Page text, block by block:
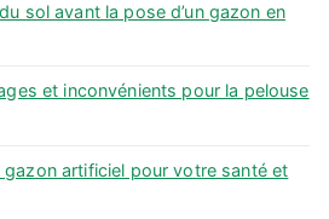
sol avant la pose d’un gazon en
et inconvénients pour la pelouse
artificiel pour votre santé et